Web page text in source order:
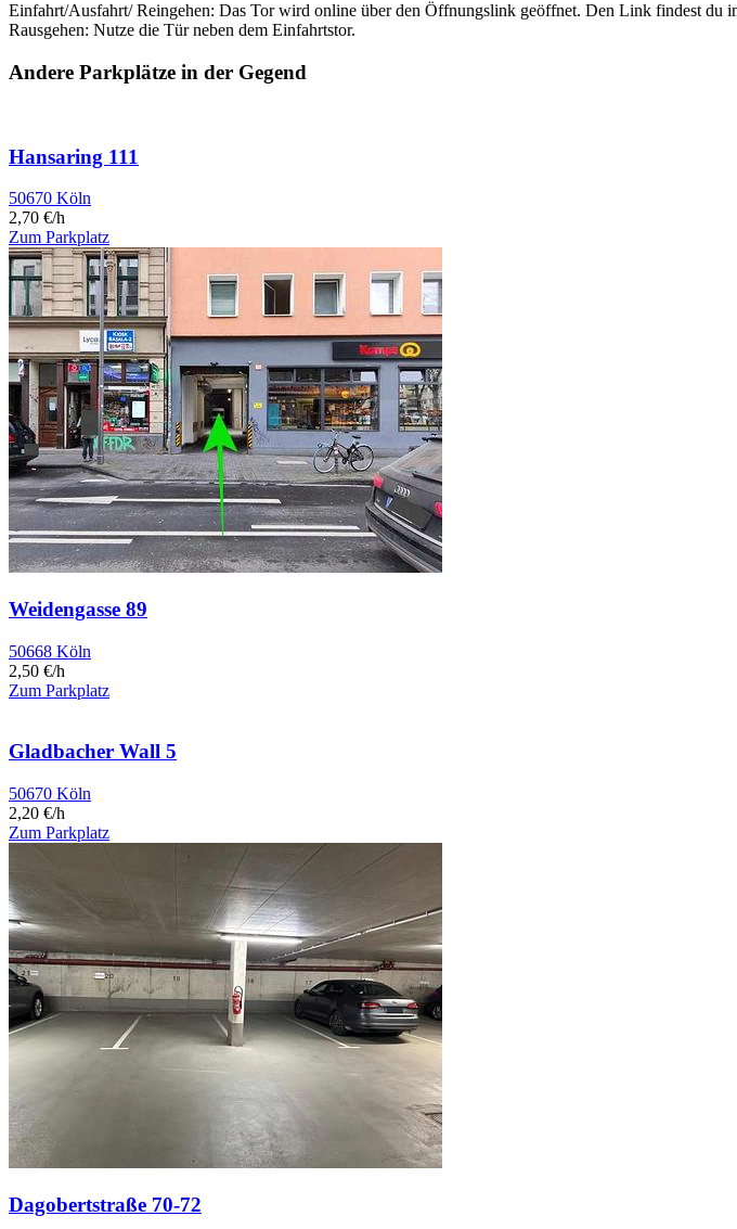
Einfahrt/Ausfahrt/ Reingehen: Das Tor wird online über den Öffnungslink geöffnet. Den Link findest du
Rausgehen: Nutze die Tür neben dem Einfahrtstor.
Andere Parkplätze in der Gegend
Hansaring 111
50670 Köln
2,70 €/h
Zum Parkplatz
Weidengasse 89
50668 Köln
2,50 €/h
Zum Parkplatz
Gladbacher Wall 5
50670 Köln
2,20 €/h
Zum Parkplatz
Dagobertstraße 70-72